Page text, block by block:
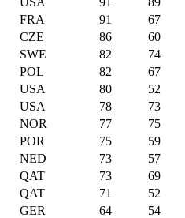
FRA 91
67
CZE 86
60
SWE 82
74
POL 82
67
USA 80
52
USA 78
73
NOR 77
75
POR 75
59
NED 73
57
QAT 73
69
QAT 71
52
GER 64
54